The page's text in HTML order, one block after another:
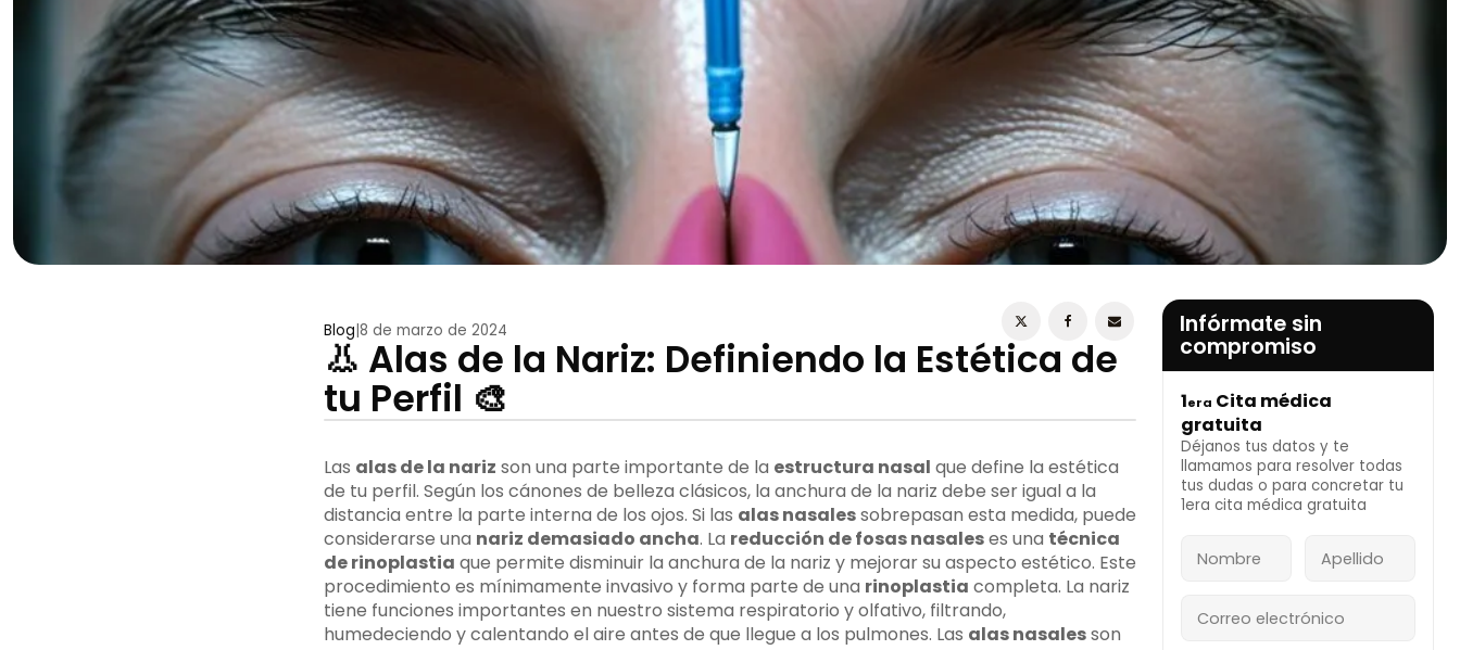
ESTOY DE ACUERDO CON LA
PRIVACIDAD
INFÓRMATE AHORA
Blog 8 de marzo de 2024
👃 Alas de la Nariz: Definiendo la Estética de
tu Perfil 🎨
Las alas de la nariz son una parte importante de la estructura nasal que define la estética
de tu perfil. Según los cánones de belleza clásicos, la anchura de la nariz debe ser igual a la
distancia entre la parte interna de los ojos. Si las alas nasalessobrepasan esta medida, puede
considerarse una nariz demasiado ancha. La reducción de fosas nasaleses una técnica
de rinoplastia que permite disminuir la anchura de la nariz y mejorar su aspecto estético. Este
procedimiento es mínimamente invasivo y forma parte de una rinoplastia completa. La nariz
tiene funciones importantes en nuestro sistema respiratorio y olfativo, filtrando,
humedeciendo y calentando el aire antes de que llegue a los pulmones. Las alas nasalesson
Infórmate sin
compromiso
1era Cita médica
gratuita
Déjanos tus datos y te
llamamos para resolver todas
tus dudas o para concretar tu
1era cita médica gratuita